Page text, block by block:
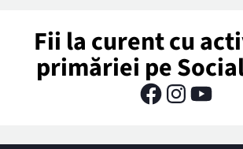
Fii la curent cu
primăriei pe